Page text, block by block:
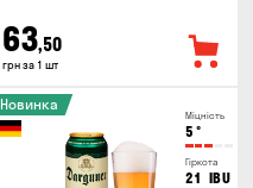
63,50
грн за 1 шт
Міцність
5 °
Гіркота
21 IBU
Новинка